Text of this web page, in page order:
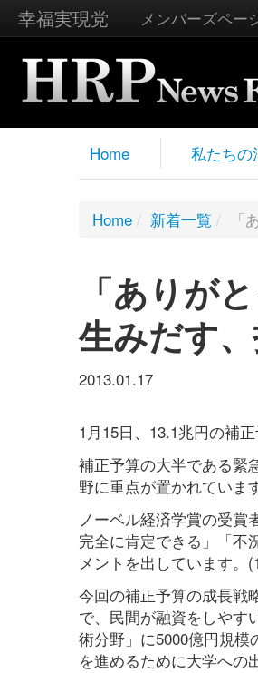
幸福実現党 メンバーズペー
Home 私たちの
Home / 新着一覧 /
「ありが
生みだす
2013.01.17
1月15日、13.1兆円の補
補正予算の大半である緊
野に重点が置かれていま
ノーベル経済学賞の受賞
完全に肯定できる」「不
メントを出しています。
今回の補正予算の成長戦
で、民間が融資をしやす
術分野」に5000億円規
を進めるために大学への